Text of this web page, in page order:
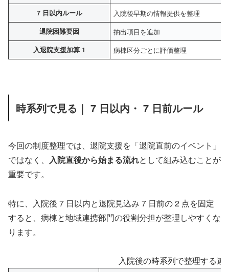
7 日以内ルール 入院後早期の情報提供を整理
退院困難要因 抽出項目を追加
入退院支援加算 1 病棟区分ごとに評価整理
時系列で見る｜ 7 日以内・ 7 日前ルール
今回の制度整理では、退院支援を「退院直前のイベント」
ではなく、 入院直後から始まる流れとして組み込むことが
重要です。
特に、入院後 7 日以内と退院見込み 7 日前の 2 点を固定
すると、病棟と地域連携部門の役割分担が整理しやすくな
ります。
入院後の時系列で整理する連